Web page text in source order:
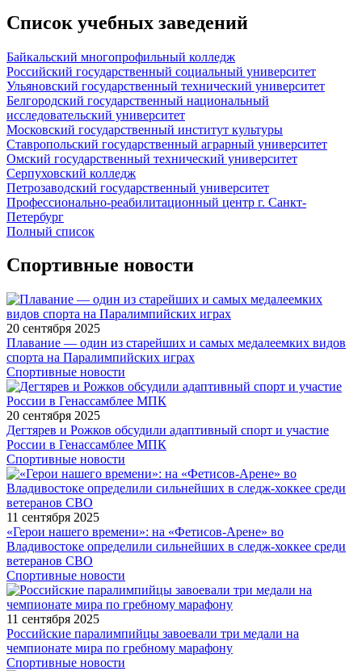
Список учебных заведений
Байкальский многопрофильный колледж
Российский государственный социальный университет
Ульяновский государственный технический университет
Белгородский государственный национальный
исследовательский университет
Московский государственный институт культуры
Ставропольский государственный аграрный университет
Омский государственный технический университет
Серпуховский колледж
Петрозаводский государственный университет
Профессионально-реабилитационный центр г. Санкт-
Петербург
Полный список
Спортивные новости
20 сентября 2025
Плавание — один из старейших и самых медалеемких видов
спорта на Паралимпийских играх
Спортивные новости
20 сентября 2025
Дегтярев и Рожков обсудили адаптивный спорт и участие
России в Генассамблее МПК
Спортивные новости
11 сентября 2025
«Герои нашего времени»: на «Фетисов-Арене» во
Владивостоке определили сильнейших в следж-хоккее среди
ветеранов СВО
Спортивные новости
11 сентября 2025
Российские паралимпийцы завоевали три медали на
чемпионате мира по гребному марафону
Спортивные новости